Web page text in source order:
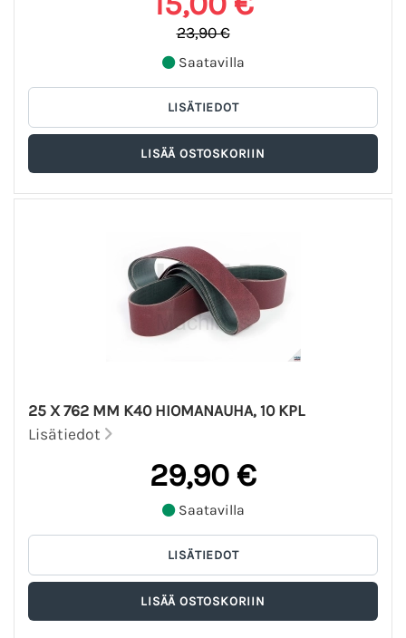
23,90 €
Saatavilla
25 X 762 MM K40 HIOMANAUHA, 10 KPL
Lisätiedot
29,90 €
Saatavilla